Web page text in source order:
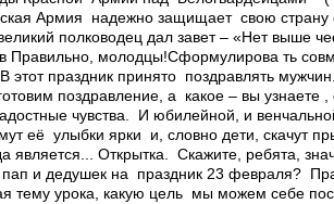
Армия надежно защищает свою страну
полководец дал завет – «Нет выше
­Правильно, молодцы!Сформулирова ть
этот праздник принято поздравлять
поздравление, а какое – вы узнаете ,
чувства. И юбилейной, и
её ­ улыбки ярки и, словно дети, скачут
является... Открытка. ­ Скажите, ребята,
и дедушек на праздник 23 февраля?
тему урока, какую цель мы можем себе